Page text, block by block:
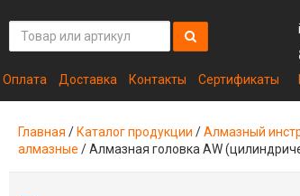
Оплата Доставка Контакты Сертификаты
Главная / Каталог продукции /Алмазный
алмазные /Алмазная головка AW